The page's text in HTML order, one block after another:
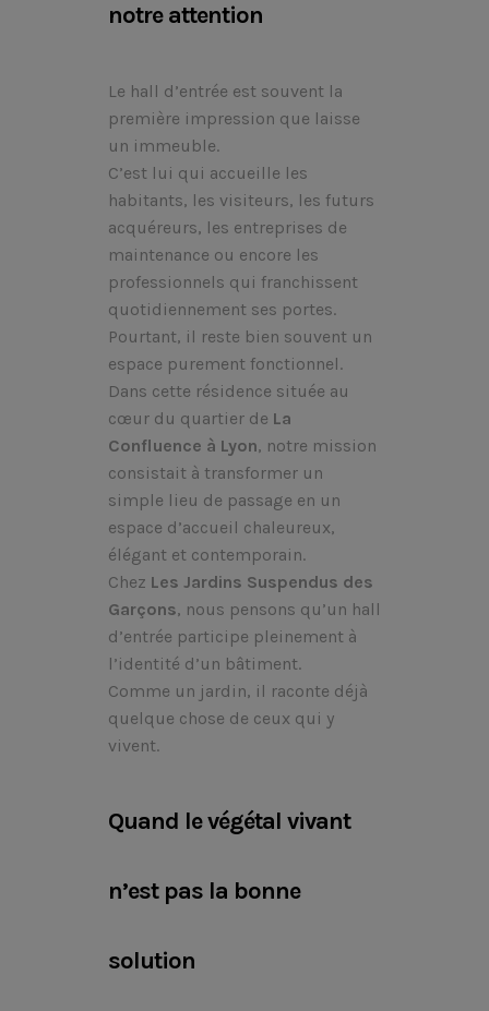
notre attention
Le hall d’entrée est souvent la
première impression que laisse
un immeuble.
C’est lui qui accueille les
habitants, les visiteurs, les futurs
acquéreurs, les entreprises de
maintenance ou encore les
professionnels qui franchissent
quotidiennement ses portes.
Pourtant, il reste bien souvent un
espace purement fonctionnel.
Dans cette résidence située au
cœur du quartier de La
Confluence à Lyon, notre mission
consistait à transformer un
simple lieu de passage en un
espace d’accueil chaleureux,
élégant et contemporain.
Chez Les Jardins Suspendus des
Garçons, nous pensons qu’un hall
d’entrée participe pleinement à
l’identité d’un bâtiment.
Comme un jardin, il raconte déjà
quelque chose de ceux qui y
vivent.
Quand le végétal vivant
n’est pas la bonne
solution